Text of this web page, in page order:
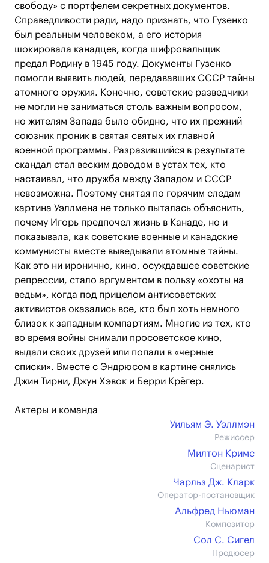
свободу» с портфелем секретных документов.
Справедливости ради, надо признать, что Гузенко
был реальным человеком, а его история
шокировала канадцев, когда шифровальщик
предал Родину в 1945 году. Документы Гузенко
помогли выявить людей, передававших СССР тайны
атомного оружия. Конечно, советские разведчики
не могли не заниматься столь важным вопросом,
но жителям Запада было обидно, что их прежний
союзник проник в святая святых их главной
военной программы. Разразившийся в результате
скандал стал веским доводом в устах тех, кто
настаивал, что дружба между Западом и СССР
невозможна. Поэтому снятая по горячим следам
картина Уэллмена не только пыталась объяснить,
почему Игорь предпочел жизнь в Канаде, но и
показывала, как советские военные и канадские
коммунисты вместе выведывали атомные тайны.
Как это ни иронично, кино, осуждавшее советские
репрессии, стало аргументом в пользу «охоты на
ведьм», когда под прицелом антисоветских
активистов оказались все, кто был хоть немного
близок к западным компартиям. Многие из тех, кто
во время войны снимали просоветское кино,
выдали своих друзей или попали в «черные
списки». Вместе с Эндрюсом в картине снялись
Джин Тирни, Джун Хэвок и Берри Крёгер.
Актеры и команда
Уильям Э. Уэллмэн
Режиссер
Милтон Кримс
Сценарист
Чарльз Дж. Кларк
Оператор-постановщик
Альфред Ньюман
Композитор
Сол С. Сигел
Продюсер